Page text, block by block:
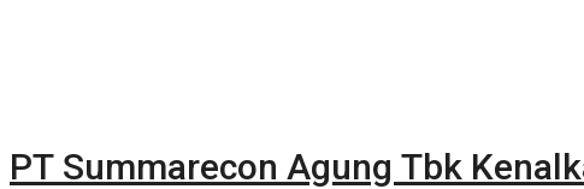
PT Summarecon Agung Tbk